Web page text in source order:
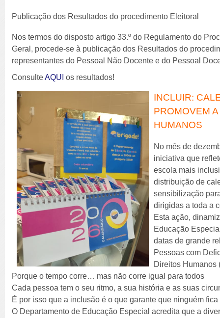
Publicação dos Resultados do procedimento Eleitoral
Nos termos do disposto artigo 33.º do Regulamento do
Geral, procede-se à publicação dos Resultados do
representantes do Pessoal Não Docente e do Pessoal
ConsulteAQUI os resultados!
INCLUIR:
PROMOVEM
HUMANOS
No mês de
iniciativa que
escola mais
distribuição de
sensibilização
dirigidas a toda a
Esta ação,
Educação
datas de grande
Pessoas com
Direitos Humanos
Porque o tempo corre… mas não corre igual para todos
Cada pessoa tem o seu ritmo, a sua história e as suas
É por isso que a inclusão é o que garante que ninguém
O Departamento de Educação Especial acredita que a